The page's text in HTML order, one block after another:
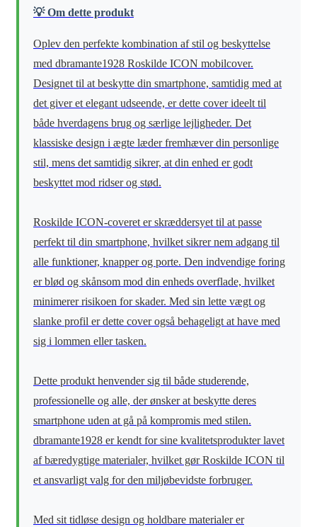
💡 Om dette produkt
Oplev den perfekte kombination af stil og beskyttelse
med dbramante1928 Roskilde ICON mobilcover.
Designet til at beskytte din smartphone, samtidig med at
det giver et elegant udseende, er dette cover ideelt til
både hverdagens brug og særlige lejligheder. Det
klassiske design i ægte læder fremhæver din personlige
stil, mens det samtidig sikrer, at din enhed er godt
beskyttet mod ridser og stød.
Roskilde ICON-coveret er skræddersyet til at passe
perfekt til din smartphone, hvilket sikrer nem adgang til
alle funktioner, knapper og porte. Den indvendige foring
er blød og skånsom mod din enheds overflade, hvilket
minimerer risikoen for skader. Med sin lette vægt og
slanke profil er dette cover også behageligt at have med
sig i lommen eller tasken.
Dette produkt henvender sig til både studerende,
professionelle og alle, der ønsker at beskytte deres
smartphone uden at gå på kompromis med stilen.
dbramante1928 er kendt for sine kvalitetsprodukter lavet
af bæredygtige materialer, hvilket gør Roskilde ICON til
et ansvarligt valg for den miljøbevidste forbruger.
Med sit tidløse design og holdbare materialer er